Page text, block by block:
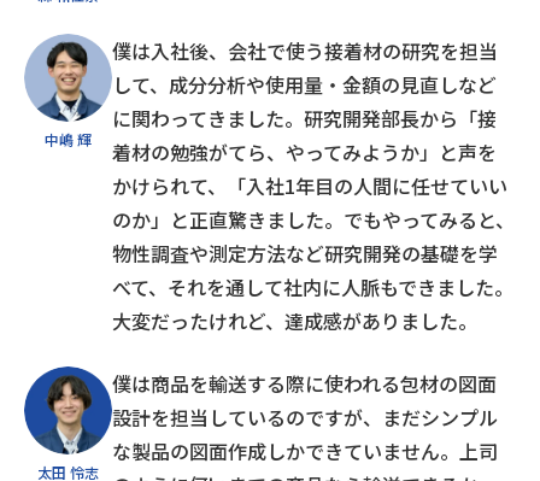
中嶋 輝
僕は入社後、会社で使う接着材の研究を担当
して、成分分析や使用量・金額の見直しなど
に関わってきました。研究開発部長から「接
着材の勉強がてら、やってみようか」と声を
かけられて、「入社1年目の人間に任せていい
のか」と正直驚きました。でもやってみると、
物性調査や測定方法など研究開発の基礎を学
べて、それを通して社内に人脈もできました。
大変だったけれど、達成感がありました。
太田 怜志
僕は商品を輸送する際に使われる包材の図面
設計を担当しているのですが、まだシンプル
な製品の図面作成しかできていません。上司